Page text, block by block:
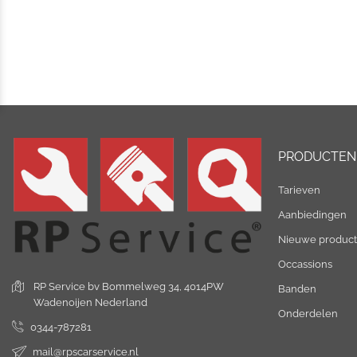
RP Service bv Bommelweg 34, 4014PW
Wadenoijen Nederland
0344-787281
mail@rpscarservice.nl
PRODUCTEN
Tarieven
Aanbiedingen
Nieuwe
Occassions
Banden
Onderdelen